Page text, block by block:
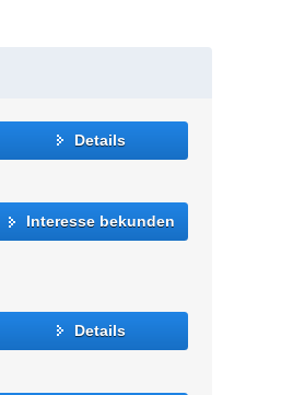
Details
Interesse bekunden
Details